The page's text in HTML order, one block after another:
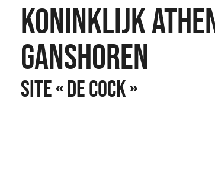
KONINKLIJK
GANSHOREN
SITE « DE COCK »